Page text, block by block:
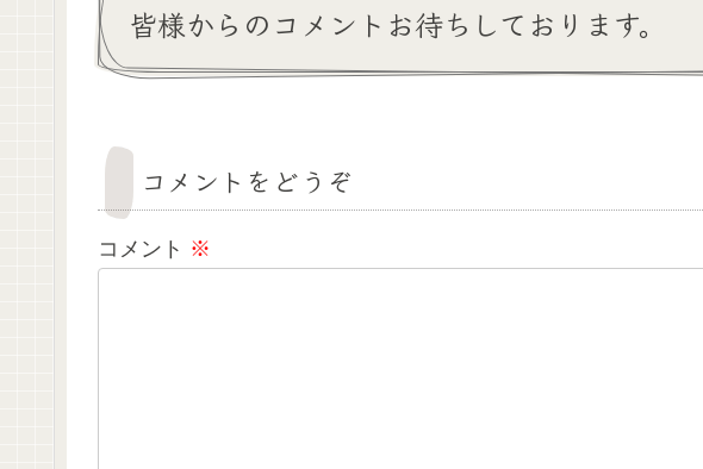
皆様からのコメントお待ちしております。
コメントをどうぞ
コメント ※